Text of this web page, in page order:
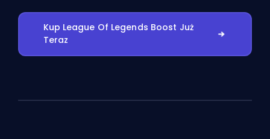
Kup League Of Legends Boost Już
Teraz